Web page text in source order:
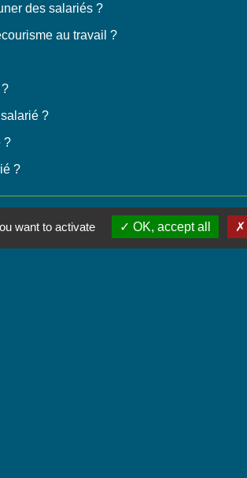
des salariés ?
au travail ?
?
?
?
want to activate OK, accept all